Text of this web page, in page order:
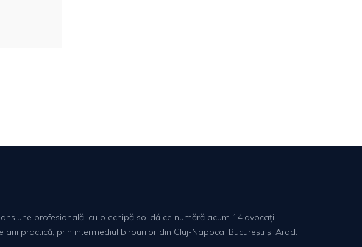
profesională, cu o echipă solidă ce numără acum 14 avocați
practică, prin intermediul birourilor din Cluj-Napoca, București și Arad.